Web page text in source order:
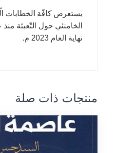
يستعرض كافّة الخطابات
نهاية العام 2023 م.
منتجات ذات صلة